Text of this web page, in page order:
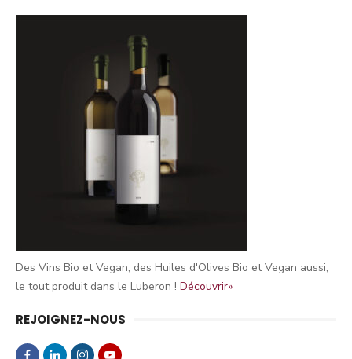
Des Vins Bio et Vegan, des Huiles d'Olives Bio et Vegan aussi,
le tout produit dans le Luberon ! Découvrir»
REJOIGNEZ-NOUS